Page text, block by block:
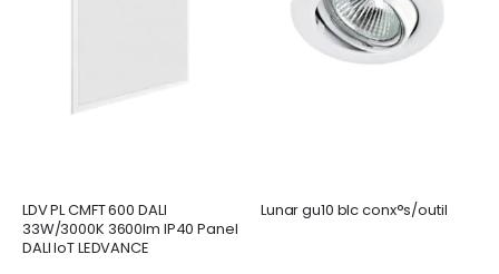
LDV PL CMFT 600 DALI
33W/3000K 3600lm IP40 Panel
DALI IoT LEDVANCE
Lunar gu10 blc conx°s/outil